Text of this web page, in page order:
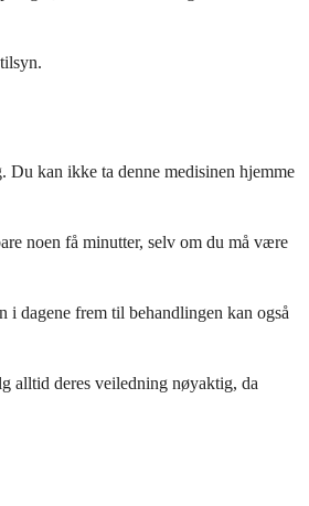
Du kan ikke ta denne medisinen hjemme
noen få minutter, selv om du må være
dagene frem til behandlingen kan også
alltid deres veiledning nøyaktig, da